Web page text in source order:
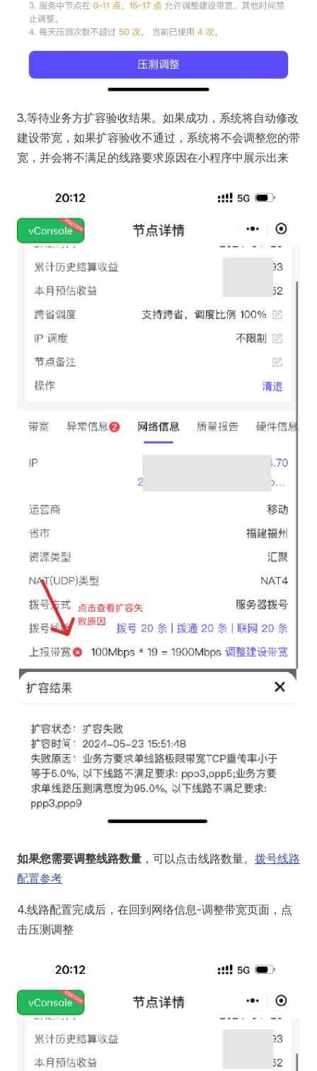
3.等待业务方扩容验收结果。如果成功，系统将自动修改
建设带宽，如果扩容验收不通过，系统将不会调整您的带
宽，并会将不满足的线路要求原因在小程序中展示出来
如果您需要调整线路数量 ，可以点击线路数量。 拨号线路
配置参考
4.线路配置完成后，在回到网络信息-调整带宽页面，点
击压测调整